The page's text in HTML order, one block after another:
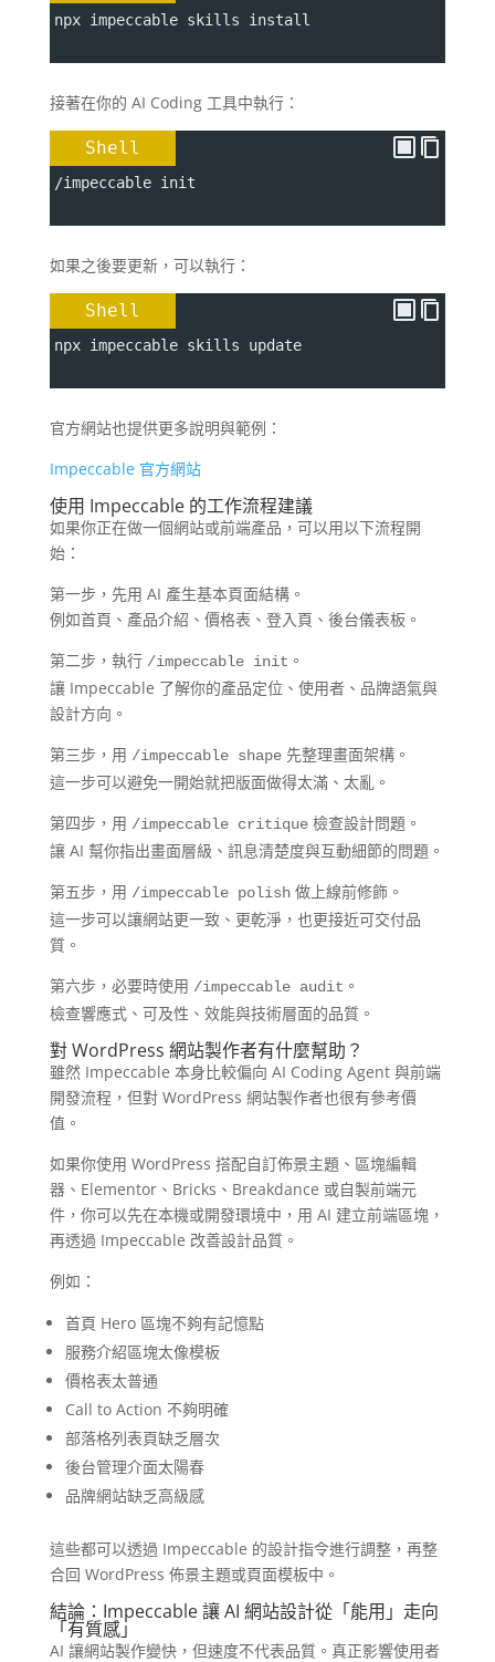
npx impeccable skills install
接著在你的 AI Coding 工具中執行：
Shell
/impeccable init
如果之後要更新，可以執行：
Shell
npx impeccable skills update
官方網站也提供更多說明與範例：
Impeccable 官方網站
使用 Impeccable 的工作流程建議
如果你正在做一個網站或前端產品，可以用以下流程開
始：
第一步，先用 AI 產生基本頁面結構。
例如首頁、產品介紹、價格表、登入頁、後台儀表板。
第二步，執行 /impeccable init 。
讓 Impeccable 了解你的產品定位、使用者、品牌語氣與
設計方向。
第三步，用 /impeccable shape先整理畫面架構。
這一步可以避免一開始就把版面做得太滿、太亂。
第四步，用 /impeccable critique檢查設計問題。
讓 AI 幫你指出畫面層級、訊息清楚度與互動細節的問題。
第五步，用 /impeccable polish做上線前修飾。
這一步可以讓網站更一致、更乾淨，也更接近可交付品
質。
第六步，必要時使用 /impeccable audit 。
檢查響應式、可及性、效能與技術層面的品質。
對 WordPress 網站製作者有什麼幫助？
雖然 Impeccable 本身比較偏向 AI Coding Agent 與前端
開發流程，但對 WordPress 網站製作者也很有參考價
值。
如果你使用 WordPress 搭配自訂佈景主題、區塊編輯
器、Elementor、Bricks、Breakdance 或自製前端元
件，你可以先在本機或開發環境中，用 AI 建立前端區塊，
再透過 Impeccable 改善設計品質。
例如：
首頁 Hero 區塊不夠有記憶點
服務介紹區塊太像模板
價格表太普通
Call to Action 不夠明確
部落格列表頁缺乏層次
後台管理介面太陽春
品牌網站缺乏高級感
這些都可以透過 Impeccable 的設計指令進行調整，再整
合回 WordPress 佈景主題或頁面模板中。
結論：Impeccable 讓 AI 網站設計從「能用」走向
「有質感」
AI 讓網站製作變快，但速度不代表品質。真正影響使用者